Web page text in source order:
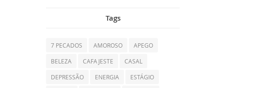
Tags
7 PECADOS AMOROSO APEGO
BELEZA CAFAJESTE CASAL
DEPRESSÃO ENERGIA ESTÁGIO